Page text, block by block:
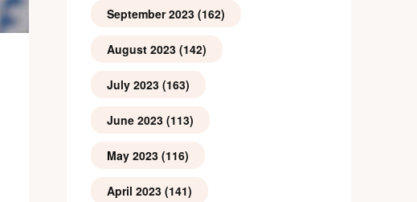
September 2023(162)
August 2023(142)
July 2023(163)
June 2023(113)
May 2023(116)
April 2023(141)